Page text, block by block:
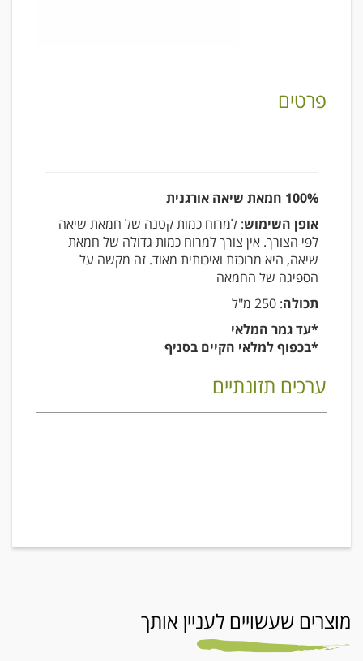
פרטים
100% חמאת שיאה אורגנית
אופן השימוש: למרוח כמות קטנה של חמאת שיאה
לפי הצורך. אין צורך למרוח כמות גדולה של חמאת
שיאה, היא מרוכזת ואיכותית מאוד. זה מקשה על
הספיגה של החמאה
תכולה: 250 מ"ל
*עד גמר המלאי
*בכפוף למלאי הקיים בסניף
ערכים תזונתיים
מוצרים שעשויים לעניין אותך